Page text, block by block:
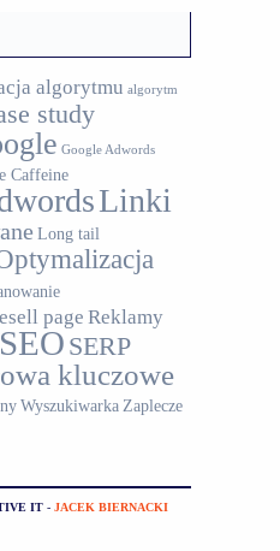
algorytmu algorytm
study
Google Adwords
Caffeine
Linki
Long tail
page Reklamy
SEO SERP
kluczowe
Wyszukiwarka Zaplecze
IT - JACEK BIERNACKI